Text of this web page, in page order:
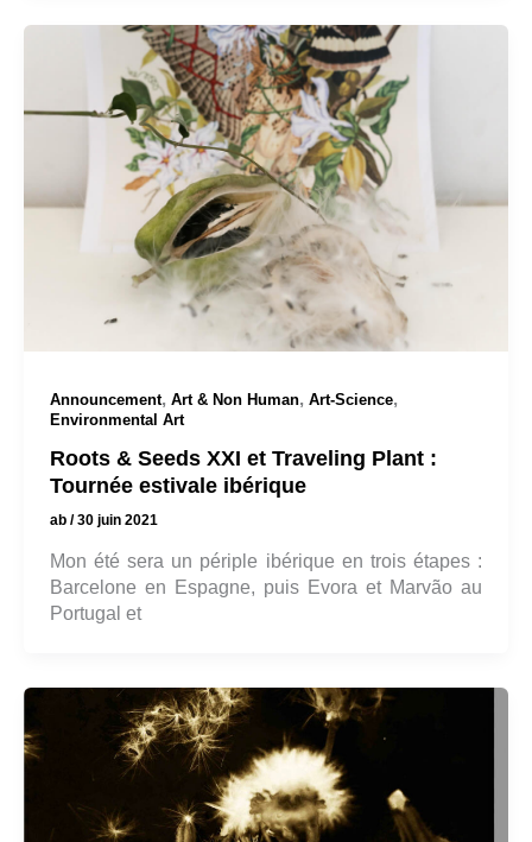
Announcement, Art & Non Human, Art-Science,
Environmental Art
Roots & Seeds XXI et Traveling Plant :
Tournée estivale ibérique
ab /30 juin 2021
Mon été sera un périple ibérique en trois étapes :
Barcelone en Espagne, puis Evora et Marvão au
Portugal et